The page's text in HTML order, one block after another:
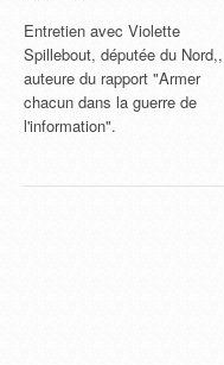
Entretien avec Violette
Spillebout, députée du Nord,,
auteure du rapport "Armer
chacun dans la guerre de
l'information".